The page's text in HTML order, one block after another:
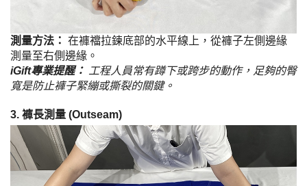
測量方法： 在褲襠拉鍊底部的水平線上，從褲子左側邊緣
測量至右側邊緣。
iGift專業提醒： 工程人員常有蹲下或跨步的動作，足夠的臀
寬是防止褲子緊繃或撕裂的關鍵。
3. 褲長測量 (Outseam)